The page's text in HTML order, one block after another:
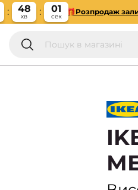
48
хв
00
сек
🎁Розпродаж